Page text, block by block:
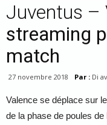
Juventus –
streaming
match
27 novembre 2018 Par : Di
Valence se déplace sur
de la phase de poules